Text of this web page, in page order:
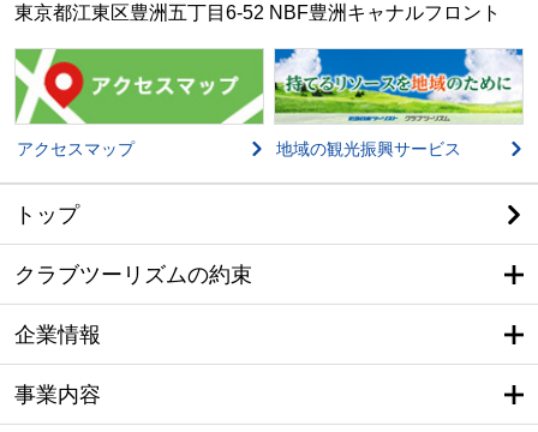
東京都江東区豊洲五丁目6-52 NBF豊洲キャナルフロント
アクセスマップ 地域の観光振興サービス
トップ
クラブツーリズムの約束
企業情報
事業内容